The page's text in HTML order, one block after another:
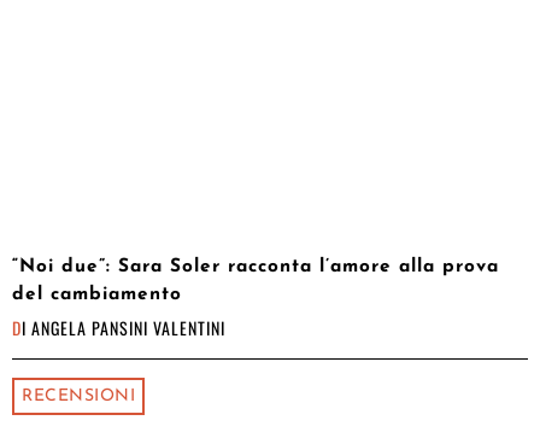
“Noi due”: Sara Soler racconta l’amore alla prova
del cambiamento
DI ANGELA PANSINI VALENTINI
RECENSIONI